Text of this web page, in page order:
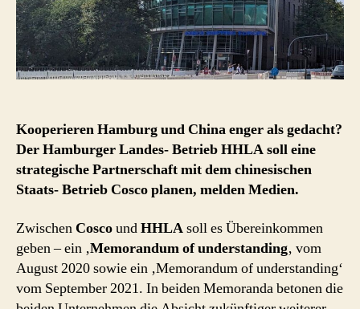
Kooperieren Hamburg und China enger als gedacht?
Der Hamburger Landes- Betrieb HHLA soll eine
strategische Partnerschaft mit dem chinesischen
Staats- Betrieb Cosco planen, melden Medien.
Zwischen CoscoundHHLAsoll es Übereinkommen
geben – ein ‚Memorandum of understanding‚ vom
August 2020 sowie ein ‚Memorandum of understanding‘
vom September 2021. In beiden Memoranda betonen die